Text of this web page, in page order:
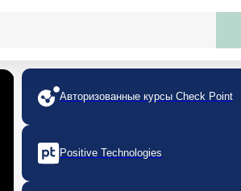
Авторизованные курсы Check Point
Positive Technologies